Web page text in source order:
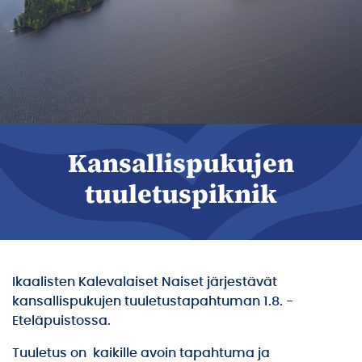
Kansallispukujen
tuuletuspiknik
Ikaalisten Kalevalaiset Naiset järjestävät
kansallispukujen tuuletustapahtuman 1.8. -
Eteläpuistossa.
Tuuletus on kaikille avoin tapahtuma ja